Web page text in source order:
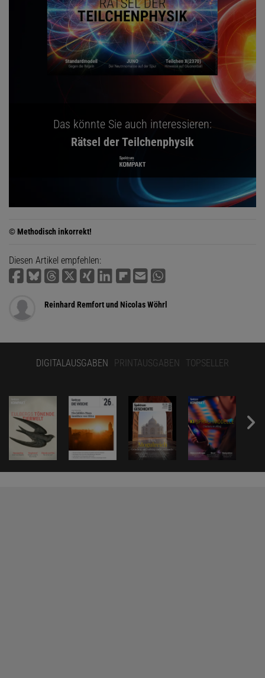
Das könnte Sie auch interessieren:
Rätsel der Teilchenphysik
© Methodisch inkorrekt!
Diesen Artikel empfehlen:
Reinhard Remfort und Nicolas Wöhrl
DIGITALAUSGABEN PRINTAUSGABEN TOPSELLER